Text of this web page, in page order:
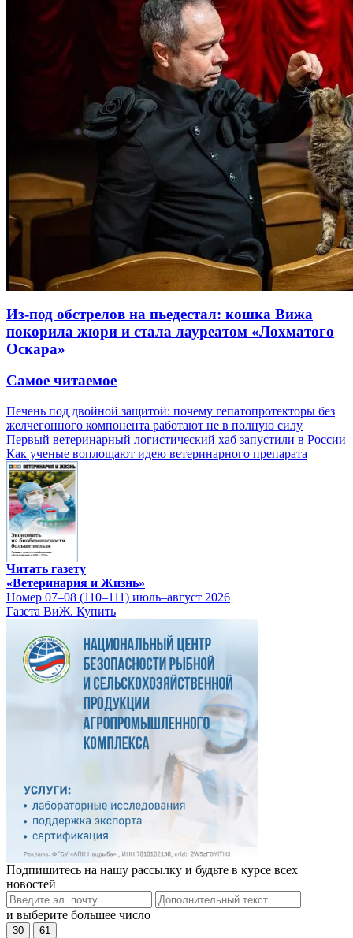
Из-под обстрелов на пьедестал: кошка Вижа
покорила жюри и стала лауреатом «Лохматого
Оскара»
Самое читаемое
Печень под двойной защитой: почему гепатопротекторы без
желчегонного компонента работают не в полную силу
Первый ветеринарный логистический хаб запустили в России
Как ученые воплощают идею ветеринарного препарата
Читать газету
«Ветеринария и Жизнь»
Номер 07–08 (110–111) июль–август 2026
Газета ВиЖ. Купить
Подпишитесь на нашу рассылку и будьте в курсе всех
новостей
и выберите большее число
30 61